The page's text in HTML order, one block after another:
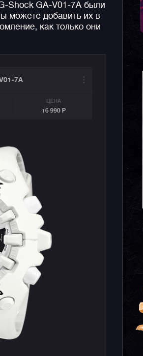
Shock GA-V01-7A были
можете добавить их в
как только они
7A
ЦЕНА
16 990 Р